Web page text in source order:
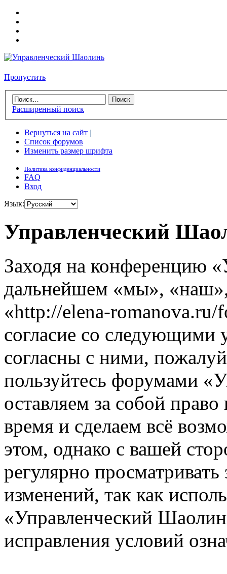
Пропустить
Расширенный поиск
Вернуться на сайт |
Список форумов
Изменить размер шрифта
Политика конфиденциальности
FAQ
Вход
Язык:
Управленческий
Заходя на конференцию
дальнейшем «мы»,
«http://elena-romanova.ru/
согласие со следующими
согласны с ними,
пользуйтесь форумами
оставляем за собой
время и сделаем всё
этом, однако с вашей
регулярно просматривать
изменений, так как
«Управленческий
исправления условий